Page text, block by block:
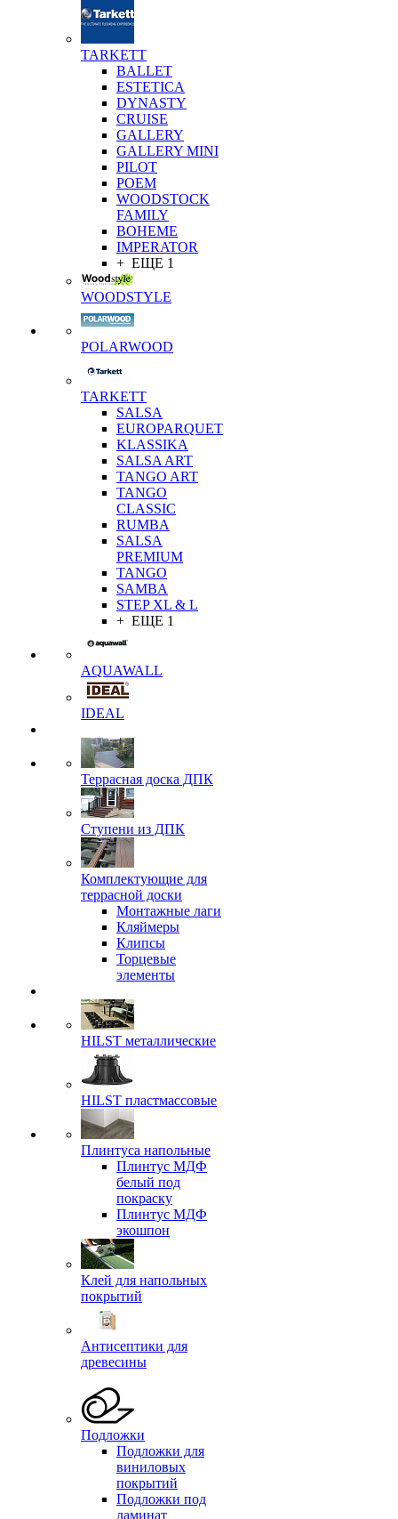
TARKETT
BALLET
ESTETICA
DYNASTY
CRUISE
GALLERY
GALLERY MINI
PILOT
POEM
WOODSTOCK
FAMILY
BOHEME
IMPERATOR
+ ЕЩЕ 1
WOODSTYLE
POLARWOOD
TARKETT
SALSA
EUROPARQUET
KLASSIKA
SALSA ART
TANGO ART
TANGO
CLASSIC
RUMBA
SALSA
PREMIUM
TANGO
SAMBA
STEP XL & L
+ ЕЩЕ 1
AQUAWALL
IDEAL
Террасная доска ДПК
Ступени из ДПК
Комплектующие для
террасной доски
Монтажные лаги
Кляймеры
Клипсы
Торцевые
элементы
HILST металлические
HILST пластмассовые
Плинтуса напольные
Плинтус МДФ
белый под
покраску
Плинтус МДФ
экошпон
Клей для напольных
покрытий
Антисептики для
древесины
Подложки
Подложки для
виниловых
покрытий
Подложки под
ламинат